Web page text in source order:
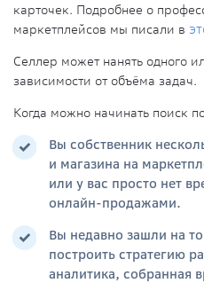
карточек. Подробнее о
маркетплейсов мы писали в
Селлер может нанять одного
зависимости от объёма задач.
Когда можно начинать поиск
Вы собственник
и магазина на
или у вас просто нет
онлайн-продажами.
Вы недавно зашли на
построить стратегию
аналитика, собранная